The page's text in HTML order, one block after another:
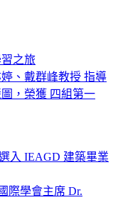
之旅
、戴群峰教授 指導
，榮獲 四組第一
入 IEAGD 建築畢業
際學會主席 Dr.